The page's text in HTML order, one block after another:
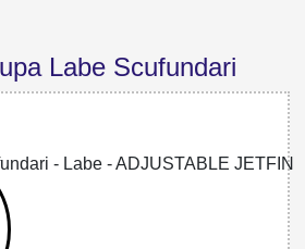
Labe Scufundari